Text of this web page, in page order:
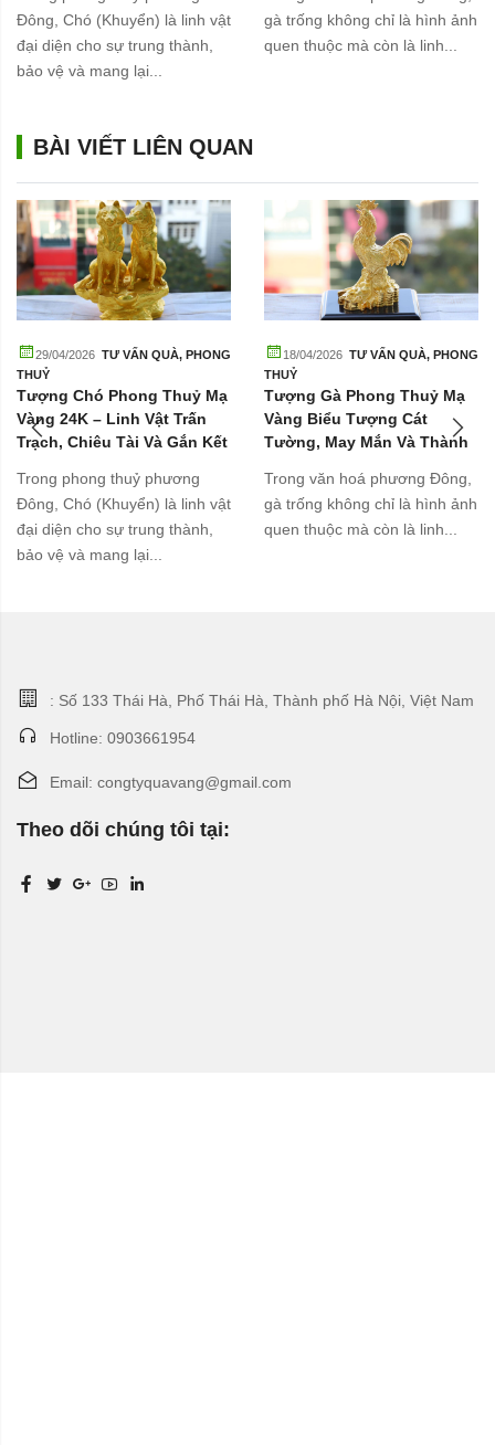
Đông, Chó (Khuyển) là linh vật
đại diện cho sự trung thành,
bảo vệ và mang lại...
gà trống không chỉ là hình ảnh
quen thuộc mà còn là linh...
BÀI VIẾT LIÊN QUAN
29/04/2026 TƯ VẤN QUÀ, PHONG
THUỶ
Tượng Chó Phong Thuỷ Mạ
Vàng 24K – Linh Vật Trấn
Trạch, Chiêu Tài Và Gắn Kết
Trong phong thuỷ phương
Đông, Chó (Khuyển) là linh vật
đại diện cho sự trung thành,
bảo vệ và mang lại...
18/04/2026 TƯ VẤN QUÀ, PHONG
THUỶ
Tượng Gà Phong Thuỷ Mạ
Vàng Biểu Tượng Cát
Tường, May Mắn Và Thành
Trong văn hoá phương Đông,
gà trống không chỉ là hình ảnh
quen thuộc mà còn là linh...
: Số 133 Thái Hà, Phố Thái Hà, Thành phố Hà Nội, Việt Nam
Hotline: 0903661954
Email: congtyquavang@gmail.com
Theo dõi chúng tôi tại: